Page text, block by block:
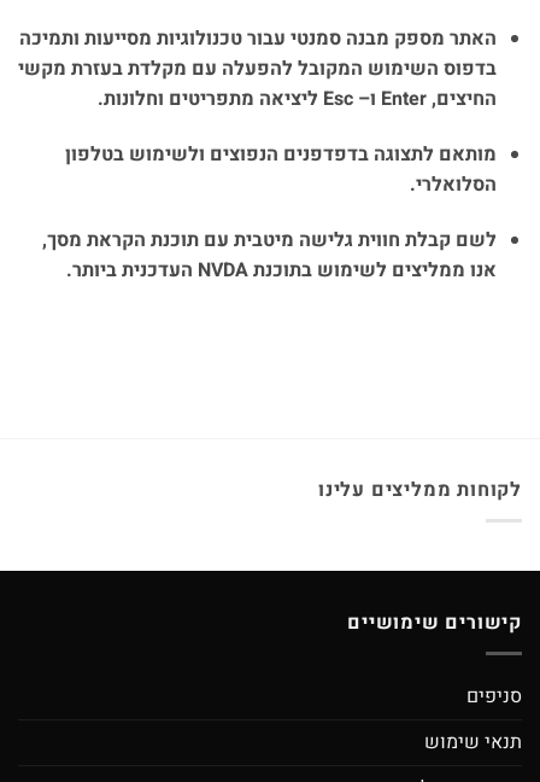
האתר מספק מבנה סמנטי עבור טכנולוגיות מסייעות ותמיכה
בדפוס השימוש המקובל להפעלה עם מקלדת בעזרת מקשי
החיצים, Enter ו– Esc ליציאה מתפריטים וחלונות.
מותאם לתצוגה בדפדפנים הנפוצים ולשימוש בטלפון
הסלואלרי.
לשם קבלת חווית גלישה מיטבית עם תוכנת הקראת מסך,
אנו ממליצים לשימוש בתוכנתNVDA העדכנית ביותר.
לקוחות ממליצים עלינו
קישורים שימושיים
סניפים
תנאי שימוש